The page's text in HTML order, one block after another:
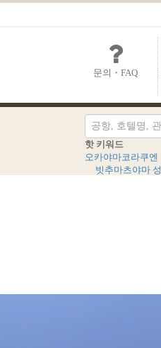
문의・FAQ
핫 키워드
오카야마코라쿠엔
빗추마츠야마 성